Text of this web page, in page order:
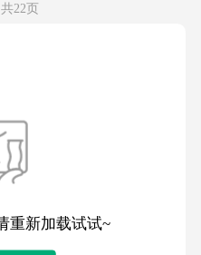
22页
重新加载试试~